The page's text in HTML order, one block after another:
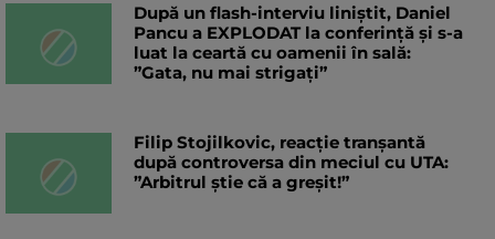
După un flash-interviu liniștit, Daniel
Pancu a EXPLODAT la conferință și s-a
luat la ceartă cu oamenii în sală:
”Gata, nu mai strigați”
Filip Stojilkovic, reacție tranșantă
după controversa din meciul cu UTA:
”Arbitrul știe că a greșit!”